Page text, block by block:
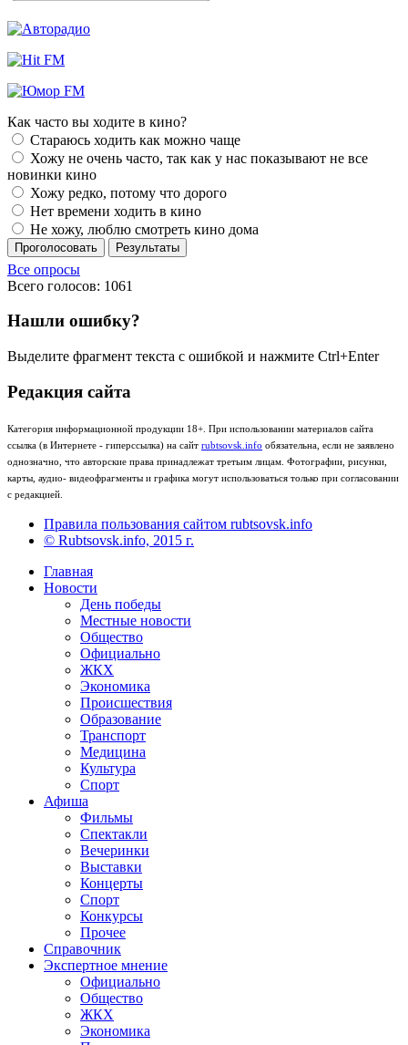
Как часто вы ходите в кино?
Стараюсь ходить как можно чаще
Хожу не очень часто, так как у нас показывают не все
новинки кино
Хожу редко, потому что дорого
Нет времени ходить в кино
Не хожу, люблю смотреть кино дома
Проголосовать Результаты
Все опросы
Всего голосов: 1061
Нашли ошибку?
Выделите фрагмент текста с ошибкой и нажмите Ctrl+Enter
Редакция сайта
Категория информационной продукции 18+. При использовании материалов сайта
ссылка (в Интернете - гиперссылка) на сайт rubtsovsk.info обязательна, если не заявлено
однозначно, что авторские права принадлежат третьим лицам. Фотографии, рисунки,
карты, аудио- видеофрагменты и графика могут использоваться только при согласовании
с редакцией.
Правила пользования сайтом rubtsovsk.info
© Rubtsovsk.info, 2015 г.
Главная
Новости
День победы
Местные новости
Общество
Официально
ЖКХ
Экономика
Происшествия
Образование
Транспорт
Медицина
Культура
Спорт
Афиша
Фильмы
Спектакли
Вечеринки
Выставки
Концерты
Спорт
Конкурсы
Прочее
Справочник
Экспертное мнение
Официально
Общество
ЖКХ
Экономика